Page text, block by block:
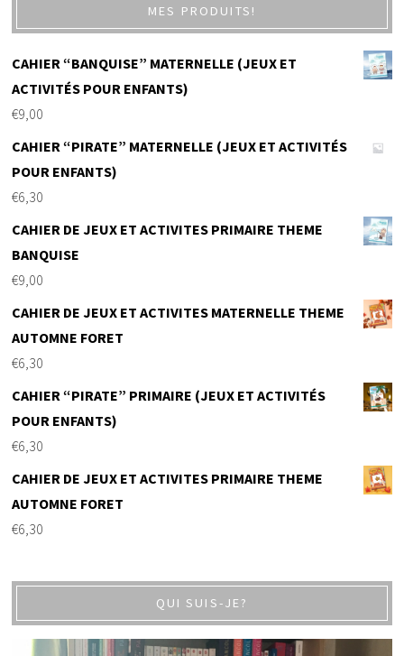
MES PRODUITS!
CAHIER “BANQUISE” MATERNELLE (JEUX ET
ACTIVITÉS POUR ENFANTS)
€9,00
CAHIER “PIRATE” MATERNELLE (JEUX ET ACTIVITÉS
POUR ENFANTS)
€6,30
CAHIER DE JEUX ET ACTIVITES PRIMAIRE THEME
BANQUISE
€9,00
CAHIER DE JEUX ET ACTIVITES MATERNELLE THEME
AUTOMNE FORET
€6,30
CAHIER “PIRATE” PRIMAIRE (JEUX ET ACTIVITÉS
POUR ENFANTS)
€6,30
CAHIER DE JEUX ET ACTIVITES PRIMAIRE THEME
AUTOMNE FORET
€6,30
QUI SUIS-JE?